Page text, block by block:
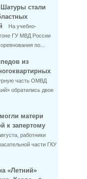
стали
На учебно-
ГУ МВД России
по...
из
часть ОМВД
обратились двое
матери
к запертому
работники
части ГКУ
«Летний»